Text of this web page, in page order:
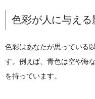
色彩が人に与える
色彩はあなたが思っている
す。例えば、青色は空や海
を持っています。